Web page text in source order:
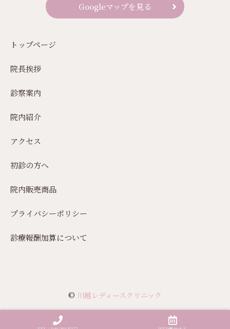
Googleマップを見る
トップページ
院長挨拶
診察案内
院内紹介
アクセス
初診の方へ
院内販売商品
プライバシーポリシー
診療報酬加算について
© 川越レディースクリニック